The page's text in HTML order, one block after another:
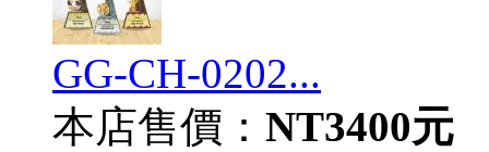
GG-CH-0202...
本店售價： NT3400元